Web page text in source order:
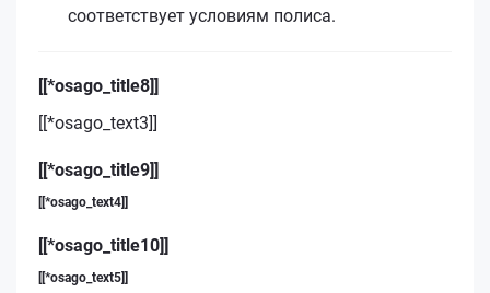
соответствует условиям полиса.
[[*osago_title8]]
[[*osago_text3]]
[[*osago_title9]]
[[*osago_text4]]
[[*osago_title10]]
[[*osago_text5]]